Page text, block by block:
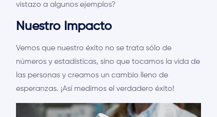
vistazo a algunos ejemplos?
Nuestro Impacto
Vemos que nuestro éxito no se trata sólo de
números y estadísticas, sino que tocamos la vida de
las personas y creamos un cambio lleno de
esperanzas. ¡Así medimos el verdadero éxito!